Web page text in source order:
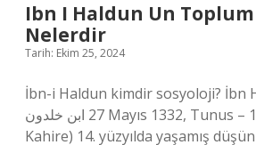
Ibn I Haldun Un
Nelerdir
Tarih: Ekim 25, 2024
İbn-i Haldun kimdir sosyoloji? İbn
ابن خلدون‎ 27 Mayıs 1332, Tunus – 19 Mart 1406,
Kahire) 14. yüzyılda yaşamış